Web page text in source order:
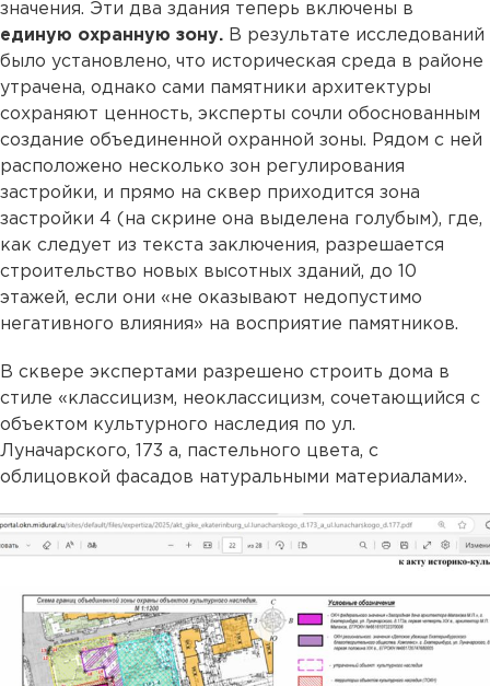
значения. Эти два здания теперь включены в
единую охранную зону. В результате исследований
было установлено, что историческая среда в районе
утрачена, однако сами памятники архитектуры
сохраняют ценность, эксперты сочли обоснованным
создание объединенной охранной зоны. Рядом с ней
расположено несколько зон регулирования
застройки, и прямо на сквер приходится зона
застройки 4 (на скрине она выделена голубым), где,
как следует из текста заключения, разрешается
строительство новых высотных зданий, до 10
этажей, если они «не оказывают недопустимо
негативного влияния» на восприятие памятников.
В сквере экспертами разрешено строить дома в
стиле «классицизм, неоклассицизм, сочетающийся с
объектом культурного наследия по ул.
Луначарского, 173 а, пастельного цвета, с
облицовкой фасадов натуральными материалами».